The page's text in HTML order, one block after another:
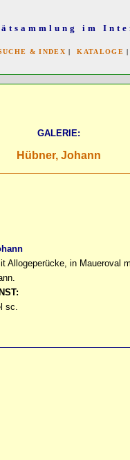
im
& INDEX |KATALOGE
GALERIE:
Hübner, Johann
Allogeperücke, in Maueroval
sc.